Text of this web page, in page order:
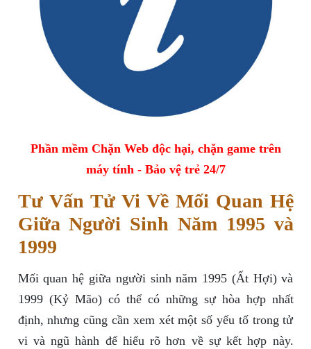
Phần mềm Chặn Web độc hại, chặn game trên
máy tính - Bảo vệ trẻ 24/7
Tư Vấn Tử Vi Về Mối Quan Hệ
Giữa Người Sinh Năm 1995 và
1999
Mối quan hệ giữa người sinh năm 1995 (Ất Hợi) và
1999 (Kỷ Mão) có thể có những sự hòa hợp nhất
định, nhưng cũng cần xem xét một số yếu tố trong tử
vi và ngũ hành để hiểu rõ hơn về sự kết hợp này.